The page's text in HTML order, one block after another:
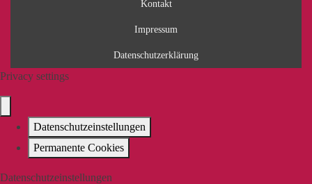
Kontakt
Impressum
Datenschutzerklärung
Privacy settings
Datenschutzeinstellungen
Permanente Cookies
Datenschutzeinstellungen